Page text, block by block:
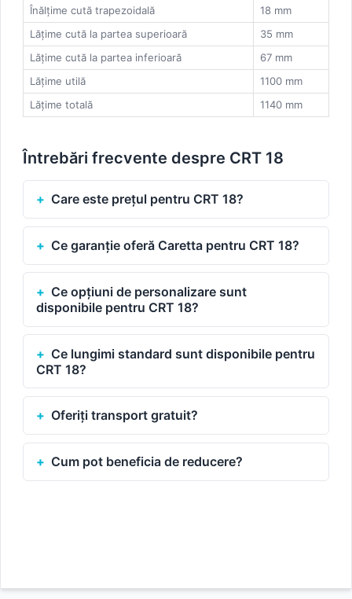
Înălțime cută trapezoidală
18 mm
Lățime cută la partea superioară
35 mm
Lățime cută la partea inferioară
67 mm
Lățime utilă
1100 mm
Lățime totală
1140 mm
Întrebări frecvente despre CRT 18
Care este prețul pentru CRT 18?
Ce garanție oferă Caretta pentru CRT 18?
Ce opțiuni de personalizare sunt
disponibile pentru CRT 18?
Ce lungimi standard sunt disponibile pentru
CRT 18?
Oferiți transport gratuit?
Cum pot beneficia de reducere?